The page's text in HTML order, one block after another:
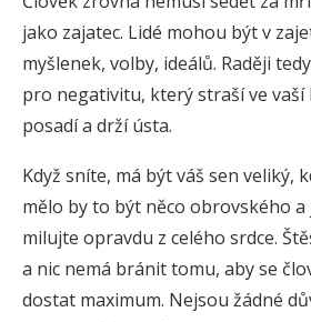
jako zajatec. Lidé mohou být v
myšlenek, volby, ideálů. Raději
pro negativitu, který straší ve vaší
posadí a drží ústa.
Když sníte, má být váš sen veliký,
mělo by to být něco obrovského
milujte opravdu z celého srdce.
a nic nemá bránit tomu, aby se
dostat maximum. Nejsou žádné